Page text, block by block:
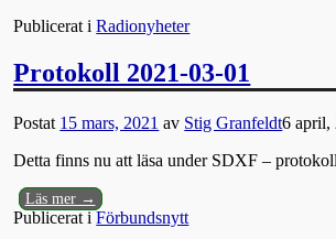
Publicerat i Radionyheter
Protokoll 2021-03-01
Postat 15 mars, 2021 av Stig Granfeldt6 april,
Detta finns nu att läsa under SDXF –
Läs mer →
Publicerat i Förbundsnytt